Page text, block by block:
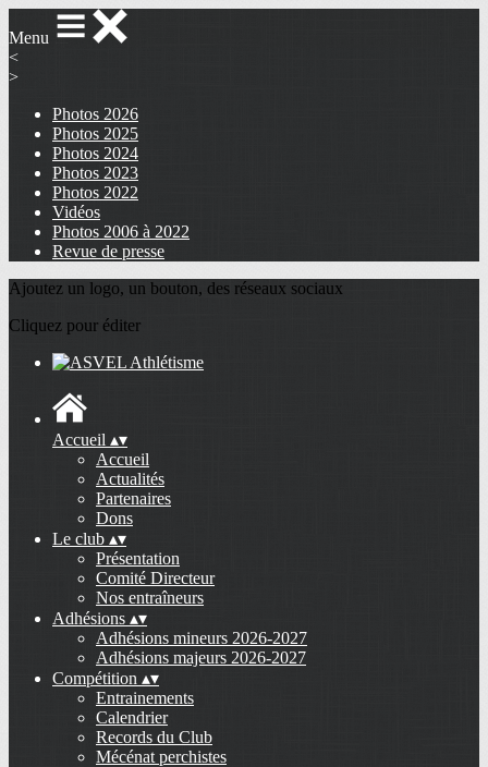
Menu
<
>
Photos 2026
Photos 2025
Photos 2024
Photos 2023
Photos 2022
Vidéos
Photos 2006 à 2022
Revue de presse
Ajoutez un logo, un bouton, des réseaux sociaux
Cliquez pour éditer
Accueil ▴▾
Accueil
Actualités
Partenaires
Dons
Le club ▴▾
Présentation
Comité Directeur
Nos entraîneurs
Adhésions ▴▾
Adhésions mineurs 2026-2027
Adhésions majeurs 2026-2027
Compétition ▴▾
Entrainements
Calendrier
Records du Club
Mécénat perchistes